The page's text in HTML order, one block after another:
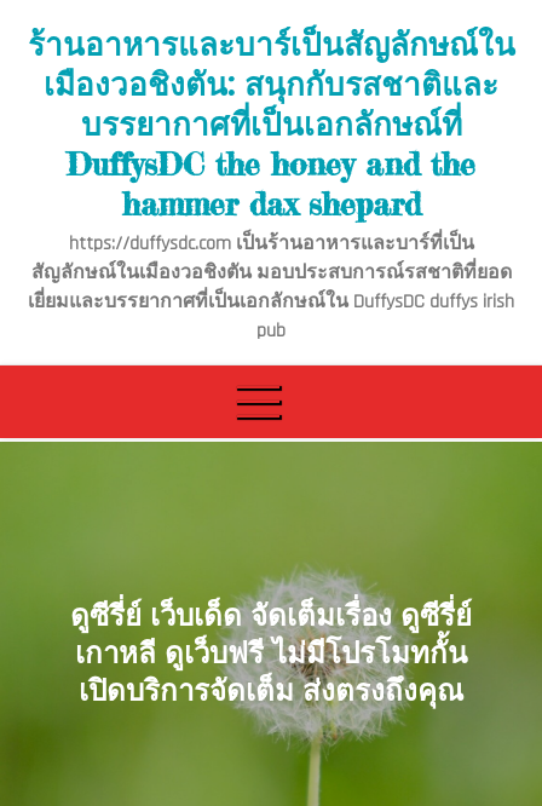
content
ร้านอาหารและบาร์เป็นสัญลักษณ์ใน
เมืองวอชิงตัน: สนุกกับรสชาติและ
บรรยากาศที่เป็นเอกลักษณ์ที่
DuffysDC the honey and the
hammer dax shepard
https://duffysdc.com เป็นร้านอาหารและบาร์ที่เป็น
สัญลักษณ์ในเมืองวอชิงตัน มอบประสบการณ์รสชาติที่ยอด
เยี่ยมและบรรยากาศที่เป็นเอกลักษณ์ใน DuffysDC duffys irish
pub
ดูซีรี่ย์ เว็บเด็ด จัดเต็มเรื่อง ดูซีรี่ย์
เกาหลี ดูเว็บฟรี ไม่มีโปรโมทกั้น
เปิดบริการจัดเต็ม ส่งตรงถึงคุณ